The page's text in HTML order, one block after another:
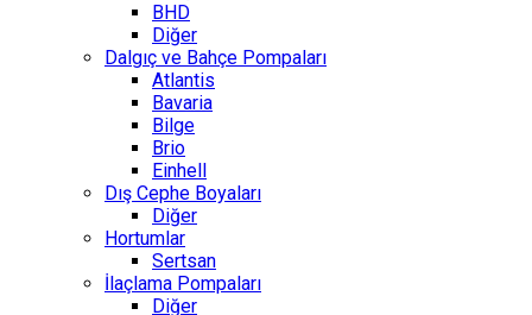
BHD
Diğer
Dalgıç ve Bahçe Pompaları
Atlantis
Bavaria
Bilge
Brio
Einhell
Dış Cephe Boyaları
Diğer
Hortumlar
Sertsan
İlaçlama Pompaları
Diğer